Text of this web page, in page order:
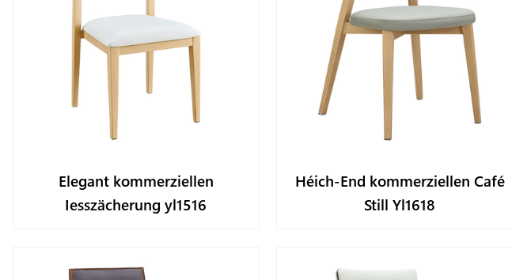
Elegant kommerziellen
Iesszächerung yl1516
Héich-End kommerziellen Café
Still Yl1618